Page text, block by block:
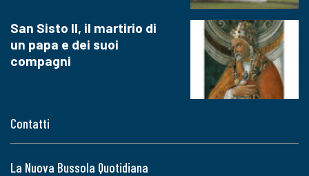
Contatti
La Nuova Bussola Quotidiana
San Sisto II, il martirio di
un papa e dei suoi
compagni